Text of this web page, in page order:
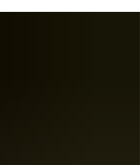
e dignidade às